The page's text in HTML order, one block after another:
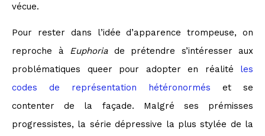
vécue.
Pour rester dans l’idée d’apparence trompeuse, on
reproche à Euphoria de prétendre s’intéresser aux
problématiques queer pour adopter en réalité les
codes de représentation hétéronormés et se
contenter de la façade. Malgré ses prémisses
progressistes, la série dépressive la plus stylée de la